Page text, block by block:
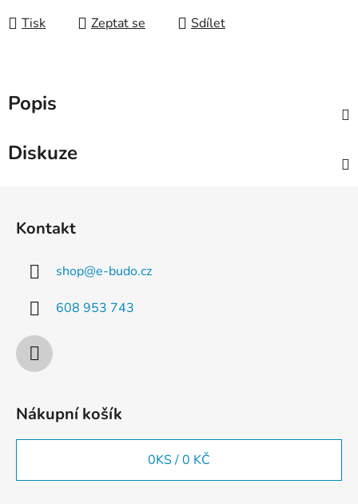
Tisk Zeptat se Sdílet
Popis
Diskuze
Kontakt
shop@e-budo.cz
608 953 743
Nákupní košík
0KS /0 KČ